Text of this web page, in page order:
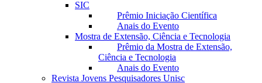
SIC
Prêmio Iniciação Científica
Anais do Evento
Mostra de Extensão, Ciência e Tecnologia
Prêmio da Mostra de Extensão,
Ciência e Tecnologia
Anais do Evento
Revista Jovens Pesquisadores Unisc